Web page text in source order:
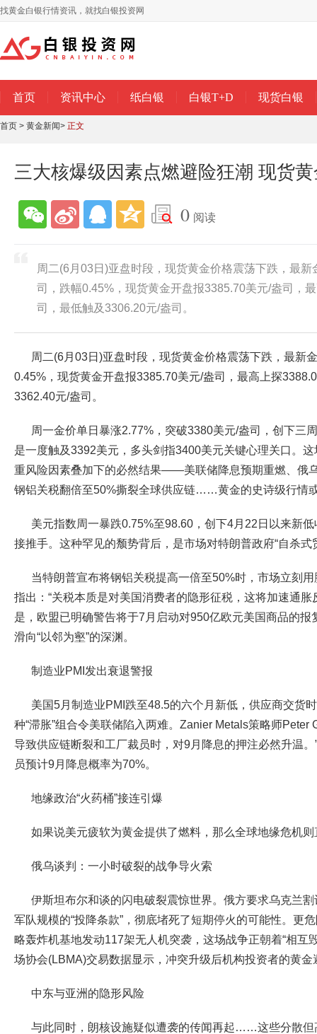
找黄金白银行情资讯，就找白银投资网
首页 资讯中心 纸白银 白银T+D 现货白银
首页 > 黄金新闻> 正文
三大核爆级因素点燃避险狂潮 现货
0 阅读
周二(6月03日)亚盘时段，现货黄金价格震荡下跌，最
司，跌幅0.45%，现货黄金开盘报3385.70美元/盎司，
司，最低触及3306.20元/盎司。
周二(6月03日)亚盘时段，现货黄金价格震荡下跌，最新
0.45%，现货黄金开盘报3385.70美元/盎司，最高上探
3362.40元/盎司。
周一金价单日暴涨2.77%，突破3380美元/盎司，创下三
是一度触及3392美元，多头剑指3400美元关键心理关口。
重风险因素叠加下的必然结果——美联储降息预期重燃、俄
钢铝关税翻倍至50%撕裂全球供应链……黄金的史诗级行情
美元指数周一暴跌0.75%至98.60，创下4月22日以来新
接推手。这种罕见的颓势背后，是市场对特朗普政府“自杀式
当特朗普宣布将钢铝关税提高一倍至50%时，市场立刻
指出：“关税本质是对美国消费者的隐形征税，这将加速通胀
是，欧盟已明确警告将于7月启动对950亿欧元美国商品的报
滑向“以邻为壑”的深渊。
制造业PMI发出衰退警报
美国5月制造业PMI跌至48.5的六个月新低，供应商交
种“滞胀”组合令美联储陷入两难。Zanier Metals策略师Peter
导致供应链断裂和工厂裁员时，对9月降息的押注必然升温
员预计9月降息概率为70%。
地缘政治“火药桶”接连引爆
如果说美元疲软为黄金提供了燃料，那么全球地缘危机
俄乌谈判：一小时破裂的战争导火索
伊斯坦布尔和谈的闪电破裂震惊世界。俄方要求乌克兰
军队规模的“投降条款”，彻底堵死了短期停火的可能性。更
略轰炸机基地发动117架无人机突袭，这场战争正朝着“相互
场协会(LBMA)交易数据显示，冲突升级后机构投资者的黄
中东与亚洲的隐形风险
与此同时，朗核设施疑似遭袭的传闻再起……这些分散但